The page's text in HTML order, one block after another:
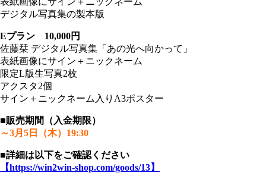
デジタル写真集の製本版
Eプラン 10,000円
佐藤栞 デジタル写真集「あの光へ向かって」
表紙画像にサイン＋ニックネーム
限定L版生写真2枚
アクスタ2個
サイン＋ニックネーム入りA3ポスター
■販売期間（入金期限）
～3月5日（木）19:30
■詳細は以下をご確認ください
【https://win2win-shop.com/goods/13】